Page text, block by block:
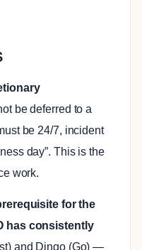
be deferred to a
be 24/7, incident
day”. This is the
work.
for the
has consistently
and Dingo (Go) —